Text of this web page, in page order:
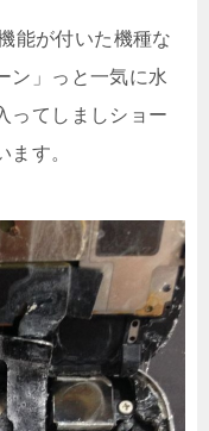
能が付いた機種な
ン」っと一気に水
ってしましショー
ます。